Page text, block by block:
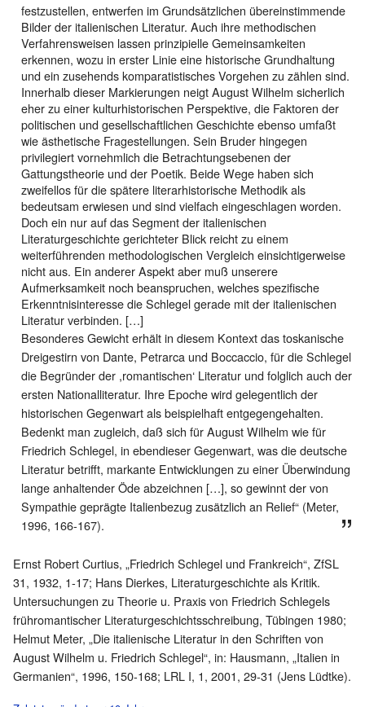
festzustellen, entwerfen im Grundsätzlichen übereinstimmende
Bilder der italienischen Literatur. Auch ihre methodischen
Verfahrensweisen lassen prinzipielle Gemeinsamkeiten
erkennen, wozu in erster Linie eine historische Grundhaltung
und ein zusehends komparatistisches Vorgehen zu zählen sind.
Innerhalb dieser Markierungen neigt August Wilhelm sicherlich
eher zu einer kulturhistorischen Perspektive, die Faktoren der
politischen und gesellschaftlichen Geschichte ebenso umfaßt
wie ästhetische Fragestellungen. Sein Bruder hingegen
privilegiert vornehmlich die Betrachtungsebenen der
Gattungstheorie und der Poetik. Beide Wege haben sich
zweifellos für die spätere literarhistorische Methodik als
bedeutsam erwiesen und sind vielfach eingeschlagen worden.
Doch ein nur auf das Segment der italienischen
Literaturgeschichte gerichteter Blick reicht zu einem
weiterführenden methodologischen Vergleich einsichtigerweise
nicht aus. Ein anderer Aspekt aber muß unserere
Aufmerksamkeit noch beanspruchen, welches spezifische
Erkenntnisinteresse die Schlegel gerade mit der italienischen
Literatur verbinden. […]
Besonderes Gewicht erhält in diesem Kontext das toskanische
Dreigestirn von Dante, Petrarca und Boccaccio, für die Schlegel
die Begründer der ,romantischen‘ Literatur und folglich auch der
ersten Nationalliteratur. Ihre Epoche wird gelegentlich der
historischen Gegenwart als beispielhaft entgegengehalten.
Bedenkt man zugleich, daß sich für August Wilhelm wie für
Friedrich Schlegel, in ebendieser Gegenwart, was die deutsche
Literatur betrifft, markante Entwicklungen zu einer Überwindung
lange anhaltender Öde abzeichnen […], so gewinnt der von
Sympathie geprägte Italienbezug zusätzlich an Relief“ (Meter,
1996, 166-167).
Ernst Robert Curtius, „Friedrich Schlegel und Frankreich“, ZfSL
31, 1932, 1-17; Hans Dierkes, Literaturgeschichte als Kritik.
Untersuchungen zu Theorie u. Praxis von Friedrich Schlegels
frühromantischer Literaturgeschichtsschreibung, Tübingen 1980;
Helmut Meter, „Die italienische Literatur in den Schriften von
August Wilhelm u. Friedrich Schlegel“, in: Hausmann, „Italien in
Germanien“, 1996, 150-168; LRL I, 1, 2001, 29-31 (Jens Lüdtke).